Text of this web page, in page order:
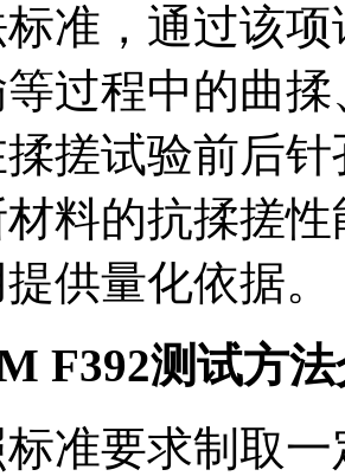
准，通过该
过程中的曲
搓试验前后
料的抗揉搓
供量化依据。
F392测试方
准要求制取